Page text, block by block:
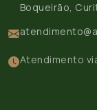
Boqueirão,
Atendimento